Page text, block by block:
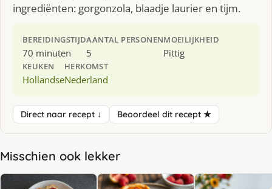
ingrediënten: gorgonzola, blaadje laurier en tijm.
BEREIDINGSTIJD
70 minuten
AANTAL PERSONEN
5
MOEILIJKHEID
Pittig
KEUKEN
Hollandse
HERKOMST
Nederland
Direct naar recept ↓ Beoordeel dit recept ★
Misschien ook lekker